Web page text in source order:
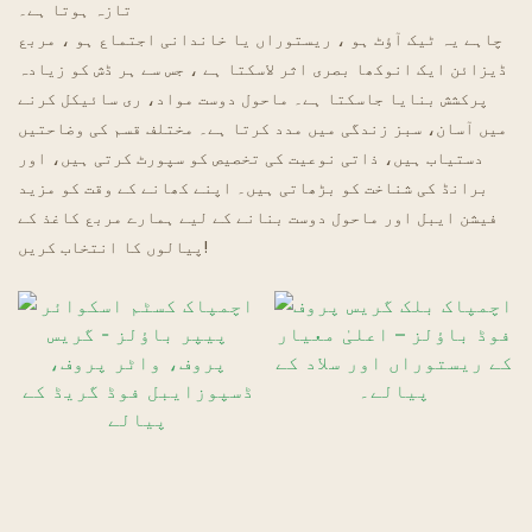
گھوسٹ ریستوراں
تازہ ہوتا ہے۔
چاہے یہ ٹیک آؤٹ ہو ، ریستوراں یا خاندانی اجتماع ہو ، مربع
ڈیزائن ایک انوکھا بصری اثر لاسکتا ہے ، جس سے ہر ڈش کو زیادہ
پرکشش بنایا جاسکتا ہے۔ ماحول دوست مواد، ری سائیکل کرنے
میں آسان، سبز زندگی میں مدد کرتا ہے۔ مختلف قسم کی وضاحتیں
دستیاب ہیں، ذاتی نوعیت کی تخصیص کو سپورٹ کرتی ہیں، اور
برانڈ کی شناخت کو بڑھاتی ہیں۔ اپنے کھانے کے وقت کو مزید
فیشن ایبل اور ماحول دوست بنانے کے لیے ہمارے مربع کاغذ کے
پیالوں کا انتخاب کریں!